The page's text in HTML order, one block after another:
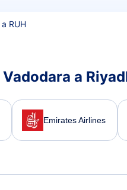
RUH
a
Emirates Airlines